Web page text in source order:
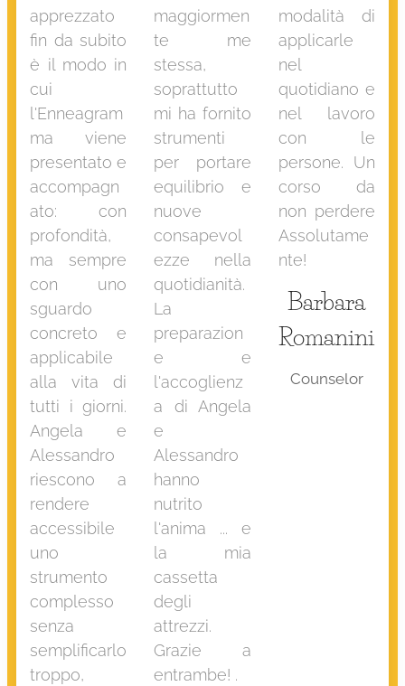
apprezzato
fin da subito
è il modo in
cui
l'Enneagram
ma viene
presentato e
accompagn
ato: con
profondità,
ma sempre
con uno
sguardo
concreto e
applicabile
alla vita di
tutti i giorni.
Angela e
Alessandro
riescono a
rendere
accessibile
uno
strumento
complesso
senza
semplificarlo
troppo,
maggiormen
te me
stessa,
soprattutto
mi ha fornito
strumenti
per portare
equilibrio e
nuove
consapevol
ezze nella
quotidianità.
La
preparazion
e e
l'accoglienz
a di Angela
e
Alessandro
hanno
nutrito
l'anima ... e
la mia
cassetta
degli
attrezzi.
Grazie a
entrambe! .
modalità di
applicarle
nel
quotidiano e
nel lavoro
con le
persone. Un
corso da
non perdere
Assolutame
nte!
Barbara
Romanini
Counselor